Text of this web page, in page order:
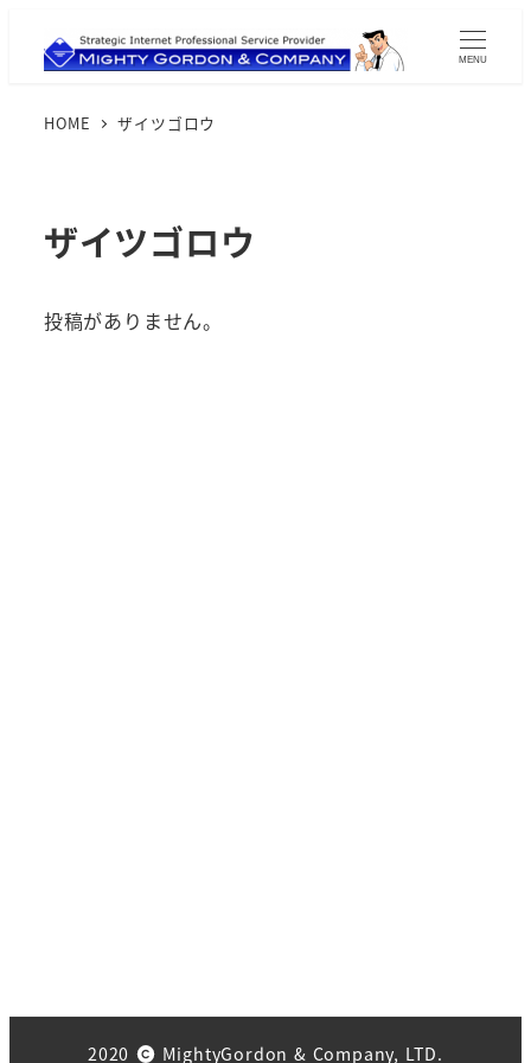
MENU
HOME ザイツゴロウ
ザイツゴロウ
投稿がありません。
2020 MightyGordon & Company, LTD.